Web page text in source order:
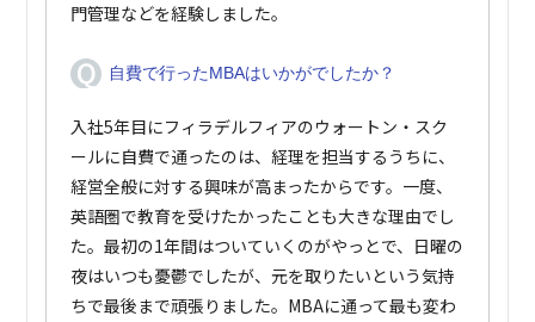
門管理などを経験しました。
自費で行ったMBAはいかがでしたか？
入社5年目にフィラデルフィアのウォートン・スク
ールに自費で通ったのは、経理を担当するうちに、
経営全般に対する興味が高まったからです。一度、
英語圏で教育を受けたかったことも大きな理由でし
た。最初の1年間はついていくのがやっとで、日曜の
夜はいつも憂鬱でしたが、元を取りたいという気持
ちで最後まで頑張りました。MBAに通って最も変わ